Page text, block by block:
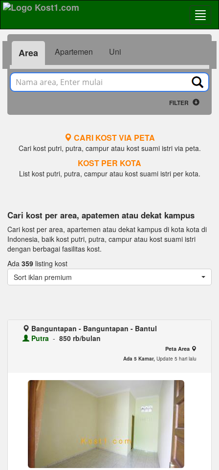
Area Apartemen Uni
FILTER
CARI KOST VIA PETA
Cari kost putri, putra, campur atau kost suami istri via peta.
KOST PER KOTA
List kost putri, putra, campur atau kost suami istri per kota.
Cari kost per area, apatemen atau dekat kampus
Cari kost per area, apartemen atau dekat kampus di kota kota di
Indonesia, baik kost putri, putra, campur atau kost suami istri
dengan berbagai fasilitas kost.
Ada 359 listing kost
Sort iklan premium
Banguntapan - Banguntapan - Bantul
Putra - 850 rb/bulan
Peta Area
Ada 5 Kamar, Update 5 hari lalu